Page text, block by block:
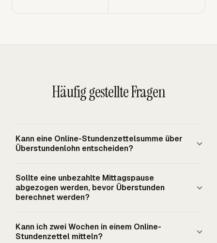
Häufig gestellte Fragen
Kann eine Online-Stundenzettelsumme über
Überstundenlohn entscheiden?
das rechtliche Lohnergebnis hängt vom
Beschäftigtenstatus und den geltenden Regeln ab. Nach
Arbeitsstunden über 40 in einer festen Arbeitswoche
Sollte eine unbezahlte Mittagspause
abgezogen werden, bevor Überstunden
berechnet werden?
wöchentliche Summe der bezahlten Stunden mit der
Kann ich zwei Wochen in einem Online-
Stundenzettel mitteln?